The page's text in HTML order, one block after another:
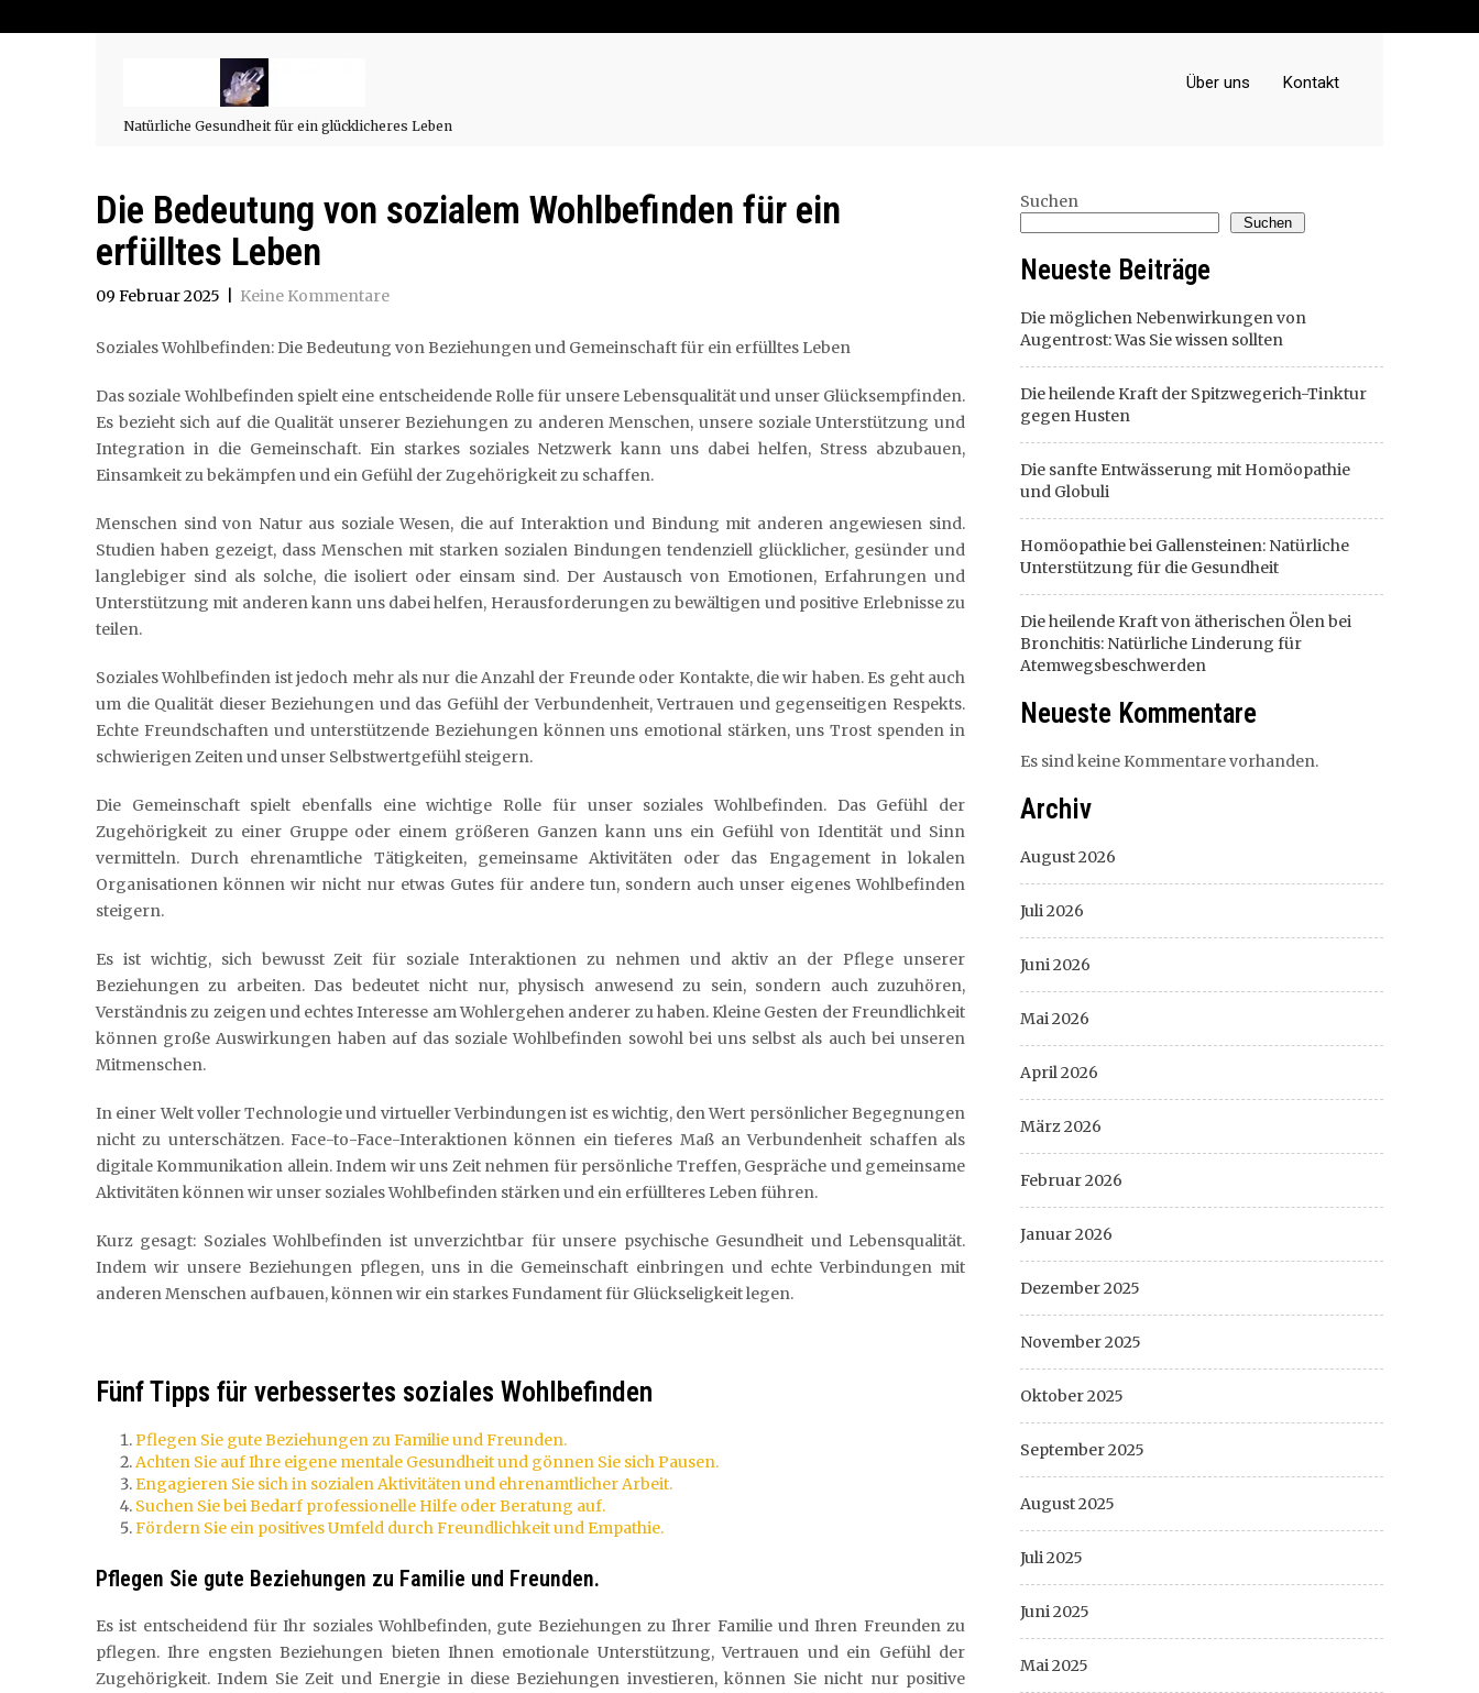
Natürliche Gesundheit für ein glücklicheres Leben
Über uns Kontakt
Die Bedeutung von sozialem Wohlbefinden für ein
erfülltes Leben
09 Februar 2025 Keine Kommentare
Soziales Wohlbefinden: Die Bedeutung von Beziehungen und Gemeinschaft für ein erfülltes Leben
Das soziale Wohlbefinden spielt eine entscheidende Rolle für unsere Lebensqualität und unser Glücksempfinden.
Es bezieht sich auf die Qualität unserer Beziehungen zu anderen Menschen, unsere soziale Unterstützung und
Integration in die Gemeinschaft. Ein starkes soziales Netzwerk kann uns dabei helfen, Stress abzubauen,
Einsamkeit zu bekämpfen und ein Gefühl der Zugehörigkeit zu schaffen.
Menschen sind von Natur aus soziale Wesen, die auf Interaktion und Bindung mit anderen angewiesen sind.
Studien haben gezeigt, dass Menschen mit starken sozialen Bindungen tendenziell glücklicher, gesünder und
langlebiger sind als solche, die isoliert oder einsam sind. Der Austausch von Emotionen, Erfahrungen und
Unterstützung mit anderen kann uns dabei helfen, Herausforderungen zu bewältigen und positive Erlebnisse zu
teilen.
Soziales Wohlbefinden ist jedoch mehr als nur die Anzahl der Freunde oder Kontakte, die wir haben. Es geht auch
um die Qualität dieser Beziehungen und das Gefühl der Verbundenheit, Vertrauen und gegenseitigen Respekts.
Echte Freundschaften und unterstützende Beziehungen können uns emotional stärken, uns Trost spenden in
schwierigen Zeiten und unser Selbstwertgefühl steigern.
Die Gemeinschaft spielt ebenfalls eine wichtige Rolle für unser soziales Wohlbefinden. Das Gefühl der
Zugehörigkeit zu einer Gruppe oder einem größeren Ganzen kann uns ein Gefühl von Identität und Sinn
vermitteln. Durch ehrenamtliche Tätigkeiten, gemeinsame Aktivitäten oder das Engagement in lokalen
Organisationen können wir nicht nur etwas Gutes für andere tun, sondern auch unser eigenes Wohlbefinden
steigern.
Es ist wichtig, sich bewusst Zeit für soziale Interaktionen zu nehmen und aktiv an der Pflege unserer
Beziehungen zu arbeiten. Das bedeutet nicht nur, physisch anwesend zu sein, sondern auch zuzuhören,
Verständnis zu zeigen und echtes Interesse am Wohlergehen anderer zu haben. Kleine Gesten der Freundlichkeit
können große Auswirkungen haben auf das soziale Wohlbefinden sowohl bei uns selbst als auch bei unseren
Mitmenschen.
In einer Welt voller Technologie und virtueller Verbindungen ist es wichtig, den Wert persönlicher Begegnungen
nicht zu unterschätzen. Face-to-Face-Interaktionen können ein tieferes Maß an Verbundenheit schaffen als
digitale Kommunikation allein. Indem wir uns Zeit nehmen für persönliche Treffen, Gespräche und gemeinsame
Aktivitäten können wir unser soziales Wohlbefinden stärken und ein erfüllteres Leben führen.
Kurz gesagt: Soziales Wohlbefinden ist unverzichtbar für unsere psychische Gesundheit und Lebensqualität.
Indem wir unsere Beziehungen pflegen, uns in die Gemeinschaft einbringen und echte Verbindungen mit
anderen Menschen aufbauen, können wir ein starkes Fundament für Glückseligkeit legen.
Fünf Tipps für verbessertes soziales Wohlbefinden
Pflegen Sie gute Beziehungen zu Familie und Freunden.
Achten Sie auf Ihre eigene mentale Gesundheit und gönnen Sie sich Pausen.
Engagieren Sie sich in sozialen Aktivitäten und ehrenamtlicher Arbeit.
Suchen Sie bei Bedarf professionelle Hilfe oder Beratung auf.
Fördern Sie ein positives Umfeld durch Freundlichkeit und Empathie.
Pflegen Sie gute Beziehungen zu Familie und Freunden.
Es ist entscheidend für Ihr soziales Wohlbefinden, gute Beziehungen zu Ihrer Familie und Ihren Freunden zu
pflegen. Ihre engsten Beziehungen bieten Ihnen emotionale Unterstützung, Vertrauen und ein Gefühl der
Zugehörigkeit. Indem Sie Zeit und Energie in diese Beziehungen investieren, können Sie nicht nur positive
Suchen
Suchen
Neueste Beiträge
Die möglichen Nebenwirkungen von
Augentrost: Was Sie wissen sollten
Die heilende Kraft der Spitzwegerich-Tinktur
gegen Husten
Die sanfte Entwässerung mit Homöopathie
und Globuli
Homöopathie bei Gallensteinen: Natürliche
Unterstützung für die Gesundheit
Die heilende Kraft von ätherischen Ölen bei
Bronchitis: Natürliche Linderung für
Atemwegsbeschwerden
Neueste Kommentare
Es sind keine Kommentare vorhanden.
Archiv
August 2026
Juli 2026
Juni 2026
Mai 2026
April 2026
März 2026
Februar 2026
Januar 2026
Dezember 2025
November 2025
Oktober 2025
September 2025
August 2025
Juli 2025
Juni 2025
Mai 2025